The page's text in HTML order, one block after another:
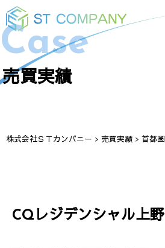
Case
売買実績
株式会社ＳＴカンパニー > 売買実績 > 首都圏
CQレジデンシャル上野